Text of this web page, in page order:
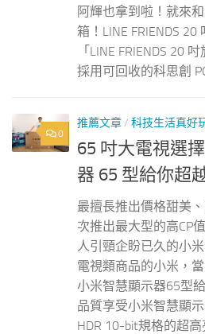
阿輝也拿到啦！就來
箱！LINE FRIENDS
「LINE FRIENDS 20
採用可回收的科思創 PC
0
推薦文章/ 科技生活真好
65 吋大電視選
器 65 型給你超
最擅長推出價格甜美
次推出最大型的高CP
人引頸企盼已久的小
電視類商品的小米，
小米智慧顯示器65型
品質享受小米智慧顯
HDR 10-bit規格的超高